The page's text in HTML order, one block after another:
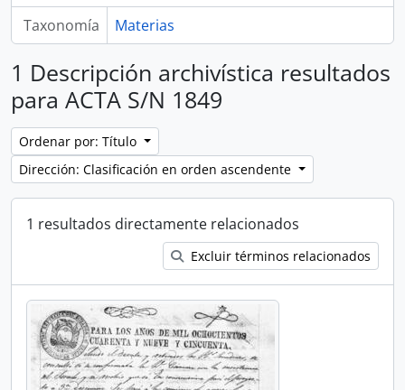
Taxonomía Materias
1 Descripción archivística resultados
para ACTA S/N 1849
Ordenar por: Título
Dirección: Clasificación en orden ascendente
1 resultados directamente relacionados
Excluir términos relacionados